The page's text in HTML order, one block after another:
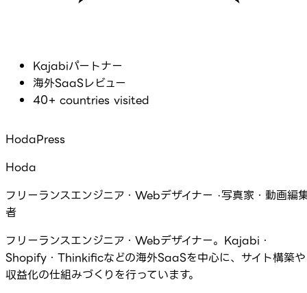
Kajabiパートナー
海外SaaSレビュー
40+ countries visited
HodaPress
Hoda
フリーランスエンジニア・Webデザイナー ·写真家・動画編
者
フリーランスエンジニア・Webデザイナー。Kajabi・
Shopify・Thinkificなどの海外SaaSを中心に、サイト構築や
収益化の仕組みづくりを行っています。